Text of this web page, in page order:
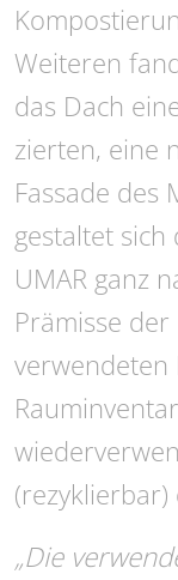
Weiteren
das Dach
zierten, eine
Fassade des
gestaltet sich
UMAR ganz
Prämisse
„Die